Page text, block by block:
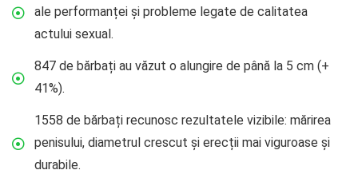
ale performanței și probleme legate de calitatea
actului sexual.
847 de bărbați au văzut o alungire de până la 5 cm (+
41%).
1558 de bărbați recunosc rezultatele vizibile: mărirea
penisului, diametrul crescut și erecții mai viguroase și
durabile.